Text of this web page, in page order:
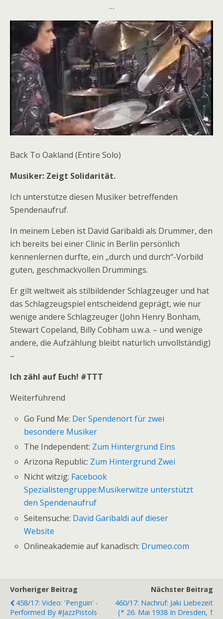
…
Back To Oakland (Entire Solo)
Musiker: Zeigt Solidarität.
Ich unterstütze diesen Musiker betreffenden
Spendenaufruf.
In meinem Leben ist David Garibaldi als Drummer, den
ich bereits bei einer Clinic in Berlin persönlich
kennenlernen durfte, ein „durch und durch“-Vorbild
guten, geschmackvollen Drummings.
Er gilt weltweit als stilbildender Schlagzeuger und hat
das Schlagzeugspiel entscheidend geprägt, wie nur
wenige andere Schlagzeuger (John Henry Bonham,
Stewart Copeland, Billy Cobham u.w.a. – und wenige
andere, die Aufzählung bleibt natürlich unvollständig)
–
Ich zähl auf Euch! #TTT
Weiterführend
Go Fund Me: Der Spendenort für zwei
besondere Musiker
The Independent: Zum Hintergrund Eins
Arizona Republic: Zum Hintergrund Zwei
Nicht witzig: Facebook
Spezialistengruppe:Musikerwitze unterstützt
den Spendenaufruf
Seitensuche: David Garibaldi auf dieser
Website
Onlineakademie auf kanadisch: Drumeo.com
Vorheriger Beitrag
458/17: Video: 'Penguin' -
Performed By #JazzPistols
Nächster Beitrag
460/17: Nachruf: Jaki Liebezeit
(* 26. Mai 1938 In Dresden, †